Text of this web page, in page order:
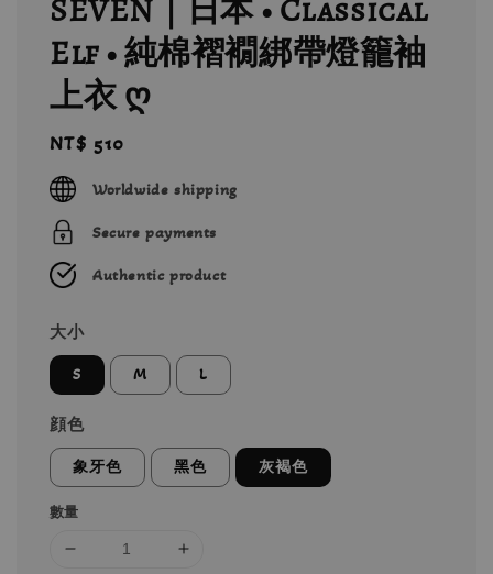
SEVEN｜日本 • Classical
Elf • 純棉褶襉綁帶燈籠袖
上衣 ღ
Regular
price
NT$ 510
Worldwide shipping
Secure payments
Authentic product
大小
S M L
顔色
象牙色 黑色 灰褐色
數量